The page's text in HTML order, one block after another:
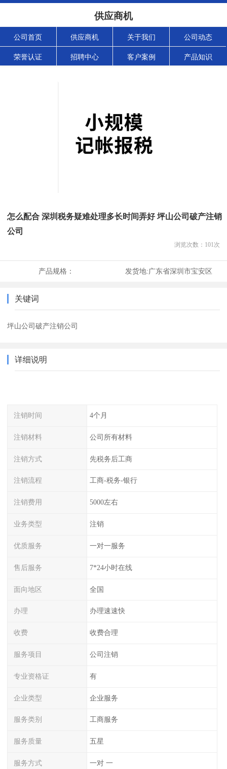
供应商机
公司首页 供应商机 关于我们 公司动态
荣誉认证 招聘中心 客户案例 产品知识
怎么配合 深圳税务疑难处理多长时间弄好 坪山公司破产注销
公司
浏览次数： 101次
产品规格： 发货地:广东省深圳市宝安区
关键词
坪山公司破产注销公司
详细说明
注销时间 4个月
注销材料 公司所有材料
注销方式 先税务后工商
注销流程 工商-税务-银行
注销费用 5000左右
业务类型 注销
优质服务 一对一服务
售后服务 7*24小时在线
面向地区 全国
办理 办理速速快
收费 收费合理
服务项目 公司注销
专业资格证 有
企业类型 企业服务
服务类别 工商服务
服务质量 五星
服务方式 一对 一